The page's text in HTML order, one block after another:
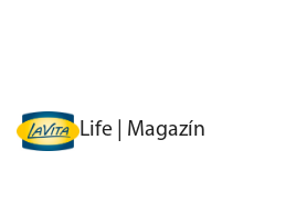
Life | Magazín